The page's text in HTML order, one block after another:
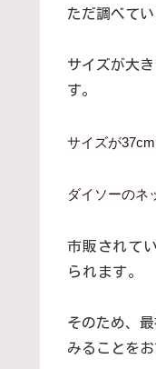
ただ調べて
サイズが大
す。
サイズが
ダイソーのネ
市販されて
られます。
そのため、
みることをお